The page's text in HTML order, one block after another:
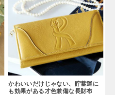
かわいいだけじゃない、貯蓄運に
も効果がある才色兼備な長財布